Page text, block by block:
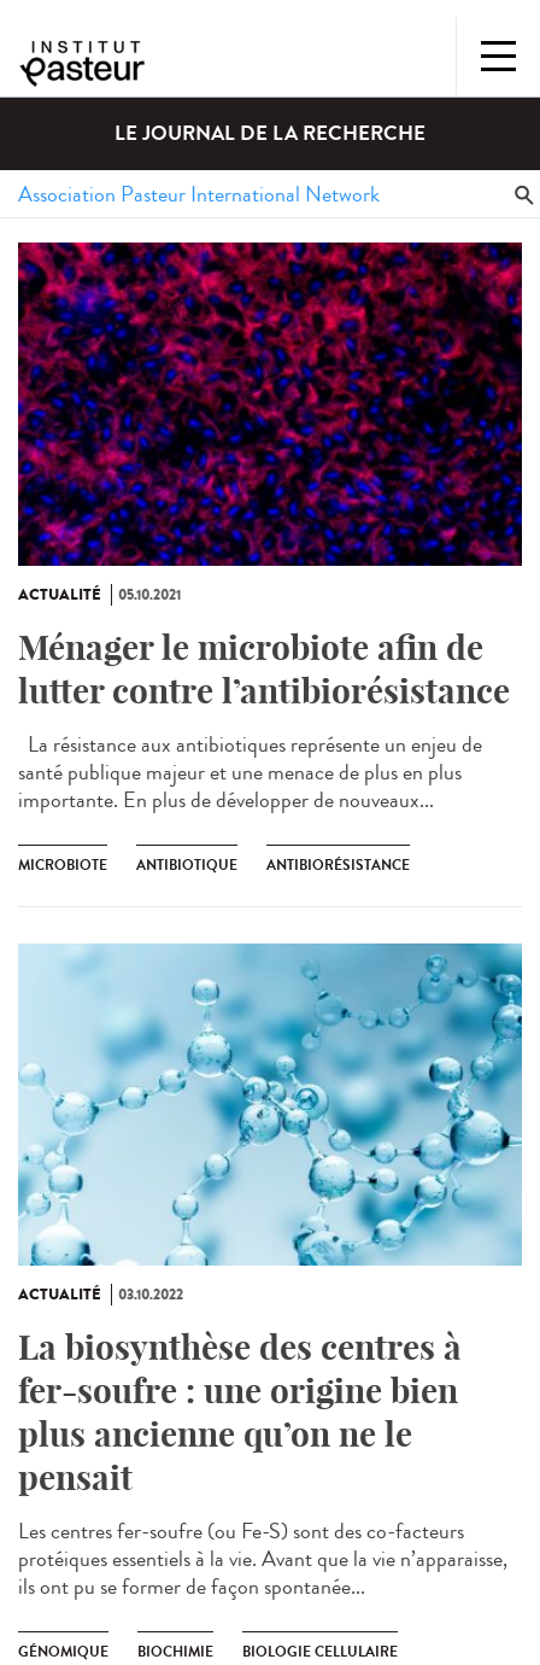
LE JOURNAL DE LA RECHERCHE
ACTUALITÉ 05.10.2021
Ménager le microbiote afin de
lutter contre l’antibiorésistance
La résistance aux antibiotiques représente un enjeu de
santé publique majeur et une menace de plus en plus
importante. En plus de développer de nouveaux...
MICROBIOTE ANTIBIOTIQUE ANTIBIORÉSISTANCE
ACTUALITÉ 03.10.2022
La biosynthèse des centres à
fer-soufre : une origine bien
plus ancienne qu’on ne le
pensait
Les centres fer-soufre (ou Fe-S) sont des co-facteurs
protéiques essentiels à la vie. Avant que la vie n’apparaisse,
ils ont pu se former de façon spontanée...
GÉNOMIQUE BIOCHIMIE BIOLOGIE CELLULAIRE